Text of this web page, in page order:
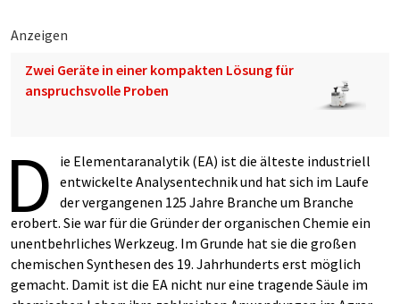
Anzeigen
Zwei Geräte in einer kompakten Lösung für
anspruchsvolle Proben
D
ie Elementaranalytik (EA) ist die älteste industriell
entwickelte Analysentechnik und hat sich im Laufe
der vergangenen 125 Jahre Branche um Branche
erobert. Sie war für die Gründer der organischen Chemie ein
unentbehrliches Werkzeug. Im Grunde hat sie die großen
chemischen Synthesen des 19. Jahrhunderts erst möglich
gemacht. Damit ist die EA nicht nur eine tragende Säule im